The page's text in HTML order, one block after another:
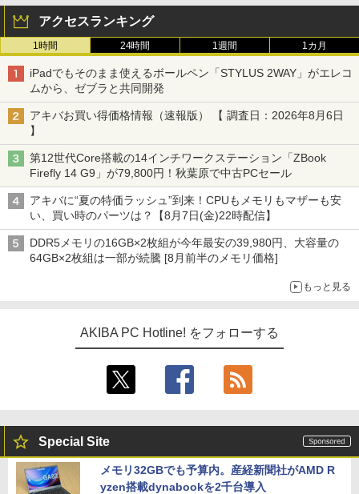
アクセスランキング
1時間 24時間 1週間 1カ月
iPadでもそのまま使えるボールペン「STYLUS 2WAY」がエレコ
ムから、ゼブラと共同開発
アキバお買い得価格情報（速報版） 【 調査日：2026年8月6日
】
第12世代Core搭載の14インチワークステーション「ZBook
Firefly 14 G9」が79,800円！秋葉原で中古PCセール
アキバに“夏の特価ラッシュ”到来！CPUもメモリもマザーも安
い、買い時のパーツは？【8月7日(金)22時配信】
DDR5メモリの16GB×2枚組が今年最安の39,980円、大容量の
64GB×2枚組は一部が続騰 [8月前半のメモリ価格]
もっと見る
AKIBA PC Hotline! をフォローする
Special Site
メモリ32GBでも予算内。産経新聞社がAMD R
yzen搭載dynabookを2千台導入